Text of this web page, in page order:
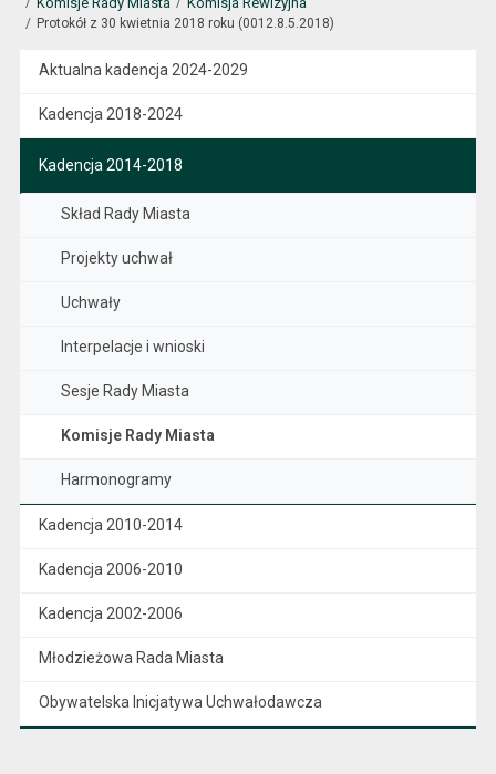
Protokół z 30 kwietnia 2018 roku (0012.8.5.2018)
Aktualna kadencja 2024-2029
Kadencja 2018-2024
Kadencja 2014-2018
Skład Rady Miasta
Projekty uchwał
Uchwały
Interpelacje i wnioski
Sesje Rady Miasta
Komisje Rady Miasta
Harmonogramy
Kadencja 2010-2014
Kadencja 2006-2010
Kadencja 2002-2006
Młodzieżowa Rada Miasta
Obywatelska Inicjatywa Uchwałodawcza